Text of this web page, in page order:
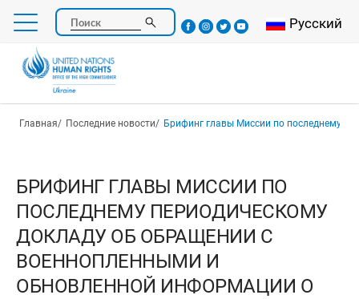
Перейти
основному
содержанию
Поиск Select your
Русский
Строка навигации
Главная Последние новости Брифинг главы Миссии по последнему периодическому докладу об обращении с военнопленными и
БРИФИНГ ГЛАВЫ МИССИИ ПО
ПОСЛЕДНЕМУ ПЕРИОДИЧЕСКОМУ
ДОКЛАДУ ОБ ОБРАЩЕНИИ С
ВОЕННОПЛЕННЫМИ И
ОБНОВЛЕННОЙ ИНФОРМАЦИИ О